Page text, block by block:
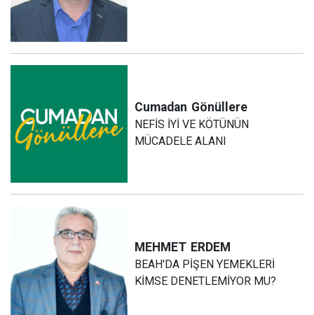
Cumadan Gönüllere
NEFİS İYİ VE KÖTÜNÜN
MÜCADELE ALANI
MEHMET ERDEM
BEAH'DA PİŞEN YEMEKLERİ
KİMSE DENETLEMİYOR MU?